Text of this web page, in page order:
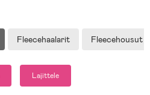
Fleecehaalarit Fleecehousut
Lajittele